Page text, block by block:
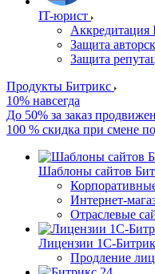
IT-юрист
Аккредитация
Защита
Защита
Продукты Битрикс
10% навсегда
До 50% за заказ
100 % скидка при смене
Шаблоны сайтов
Интернет-
Отраслевые
Лицензии 1С-
Продление